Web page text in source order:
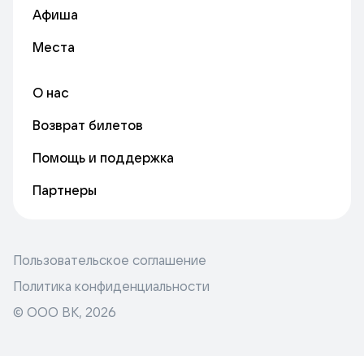
Афиша
Места
О нас
Возврат билетов
Помощь и поддержка
Партнеры
Пользовательское соглашение
Политика конфиденциальности
© ООО ВК, 2026